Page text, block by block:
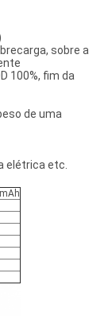
sobre a
100%, fim da
de uma
elétrica etc.